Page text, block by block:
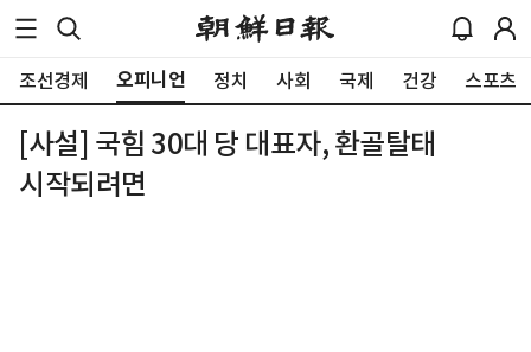
조선경제 오피니언 정치 사회 국제 건강 스포츠
[사설] 국힘 30대 당 대표자, 환골탈태
시작되려면